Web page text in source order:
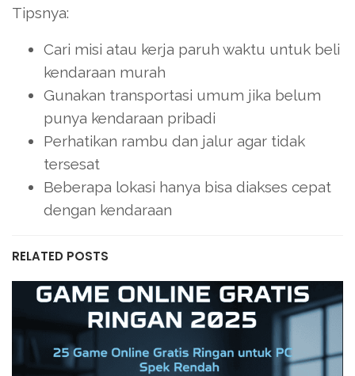
Tipsnya:
Cari misi atau kerja paruh waktu untuk beli
kendaraan murah
Gunakan transportasi umum jika belum
punya kendaraan pribadi
Perhatikan rambu dan jalur agar tidak
tersesat
Beberapa lokasi hanya bisa diakses cepat
dengan kendaraan
RELATED POSTS